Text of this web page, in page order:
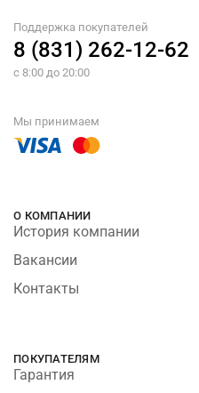
Поддержка покупателей
8 (831) 262-12-62
с 8:00 до 20:00
Мы принимаем
О КОМПАНИИ
История компании
Вакансии
Контакты
ПОКУПАТЕЛЯМ
Гарантия